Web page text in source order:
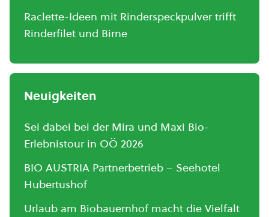
Raclette-Ideen mit Rinderspeckpulver trifft
Rinderfilet und Birne
Neuigkeiten
Sei dabei bei der Mira und Maxi Bio-
Erlebnistour in OÖ 2026
BIO AUSTRIA Partnerbetrieb – Seehotel
Hubertushof
Urlaub am Biobauernhof macht die Vielfalt